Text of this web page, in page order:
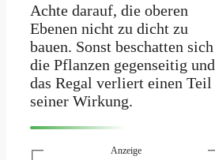
Achte darauf, die oberen
Ebenen nicht zu dicht zu
bauen. Sonst beschatten sich
die Pflanzen gegenseitig und
das Regal verliert einen Teil
seiner Wirkung.
Anzeige